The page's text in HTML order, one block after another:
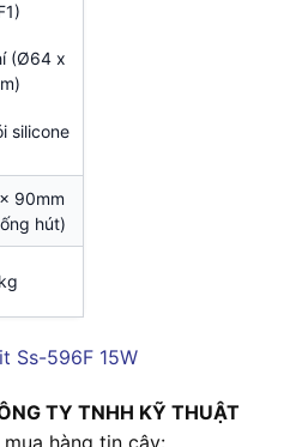
(Ø64 x
silicone
90mm
hút)
TY TNHH KỸ THUẬT